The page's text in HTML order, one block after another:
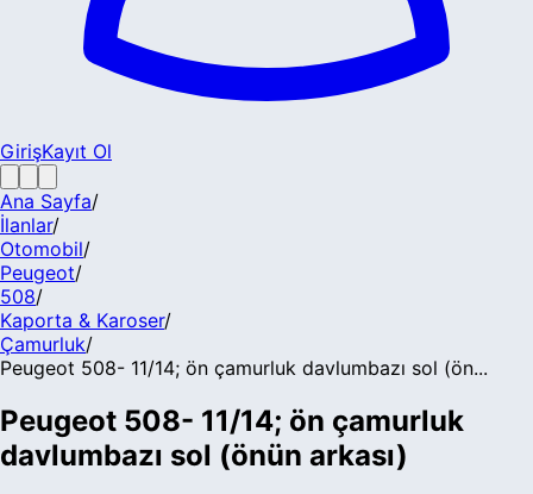
GirişKayıt Ol
Ana Sayfa/
İlanlar/
Otomobil/
Peugeot/
508/
Kaporta & Karoser/
Çamurluk/
Peugeot 508- 11/14; ön çamurluk davlumbazı sol (ön...
Peugeot 508- 11/14; ön çamurluk
davlumbazı sol (önün arkası)